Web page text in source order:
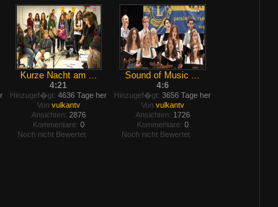
Kurze Nacht am ...
4:21
Hinzugef�gt: 4636 Tage her
Von vulkantv
Ansichten: 2876
Kommentare: 0
Noch nicht Bewertet
Sound of Music ...
4:6
Hinzugef�gt: 3656 Tage her
Von vulkantv
Ansichten: 1726
Kommentare: 0
Noch nicht Bewertet